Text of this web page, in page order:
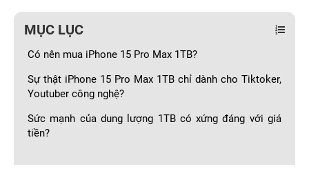
MỤC LỤC
Có nên mua iPhone 15 Pro Max 1TB?
Sự thật iPhone 15 Pro Max 1TB chỉ dành cho Tiktoker,
Youtuber công nghệ?
Sức mạnh của dung lượng 1TB có xứng đáng với giá
tiền?